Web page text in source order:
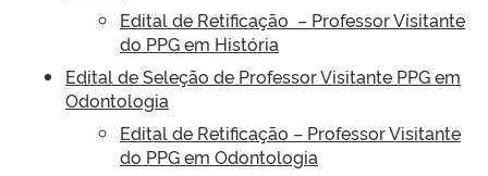
Edital de Retificação – Professor Visitante
do PPGem História
Edital de Seleção de Professor Visitante PPG em
Odontologia
Edital de Retificação – Professor Visitante
do PPG em Odontologia